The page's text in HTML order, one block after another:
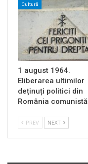
Cultură
1 august 1964.
Eliberarea ultimilor
deținuți politici din
România comunistă
PREV NEXT